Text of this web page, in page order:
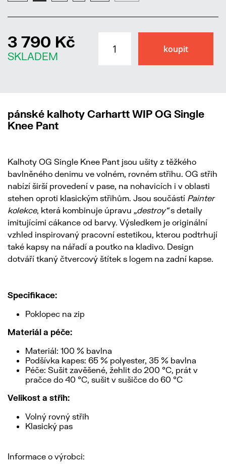
3 790 Kč
SKLADEM
pánské kalhoty Carhartt WIP OG Single
Knee Pant
Kalhoty OG Single Knee Pant jsou ušity z těžkého
bavlněného denimu ve volném, rovném střihu. OG střih
nabízí širší provedení v pase, na nohavicích i v oblasti
stehen oproti klasickým střihům. Jsou součástí Painter
kolekce, která kombinuje úpravu „destroy“s detaily
imitujícími cákance od barvy. Výsledkem je originální
vzhled inspirovaný pracovní estetikou, kterou podtrhují
také kapsy na nářadí a poutko na kladivo. Design
dotváří tkaný čtvercový štítek s logem na zadní kapse.
Specifikace:
Poklopec na zip
Materiál a péče:
Materiál: 100 % bavlna
Podšívka kapes: 65 % polyester, 35 % bavlna
Péče: Sušit zavěšené, žehlit do 200 °C, prát v
pračce do 40 °C, sušit v sušičce do 60 °C
Velikost a střih:
Volný rovný střih
Klasický pas
Informace o výrobci: